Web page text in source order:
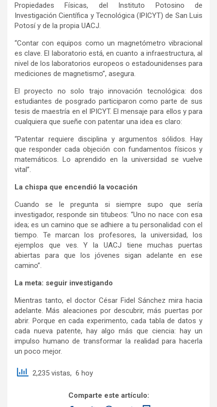
Propiedades Físicas, del Instituto Potosino de
Investigación Científica y Tecnológica (IPICYT) de San Luis
Potosí y de la propia UACJ.
“Contar con equipos como un magnetómetro vibracional
es clave. El laboratorio está, en cuanto a infraestructura, al
nivel de los laboratorios europeos o estadounidenses para
mediciones de magnetismo”, asegura.
El proyecto no solo trajo innovación tecnológica: dos
estudiantes de posgrado participaron como parte de sus
tesis de maestría en el IPICYT. El mensaje para ellos y para
cualquiera que sueñe con patentar una idea es claro:
“Patentar requiere disciplina y argumentos sólidos. Hay
que responder cada objeción con fundamentos físicos y
matemáticos. Lo aprendido en la universidad se vuelve
vital”.
La chispa que encendió la vocación
Cuando se le pregunta si siempre supo que sería
investigador, responde sin titubeos: “Uno no nace con esa
idea; es un camino que se adhiere a tu personalidad con el
tiempo. Te marcan los profesores, la universidad, los
ejemplos que ves. Y la UACJ tiene muchas puertas
abiertas para que los jóvenes sigan adelante en ese
camino”.
La meta: seguir investigando
Mientras tanto, el doctor César Fidel Sánchez mira hacia
adelante. Más aleaciones por descubrir, más puertas por
abrir. Porque en cada experimento, cada tabla de datos y
cada nueva patente, hay algo más que ciencia: hay un
impulso humano de transformar la realidad para hacerla
un poco mejor.
2,235 vistas, 6 hoy
Comparte este artículo: